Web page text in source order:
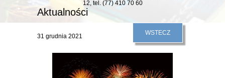
Aktualności
WSTECZ
31 grudnia 2021
Odliczamy dni do zjazdu
12, tel. (77) 410 70 60